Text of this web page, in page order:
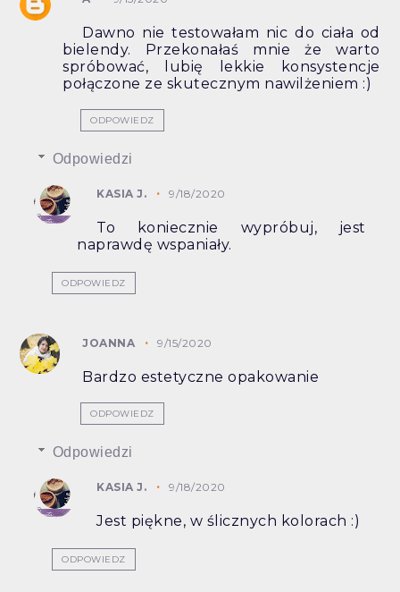
Dawno nie testowałam nic do ciała od
bielendy. Przekonałaś mnie że warto
spróbować, lubię lekkie konsystencje
połączone ze skutecznym nawilżeniem :)
ODPOWIEDZ
Odpowiedzi
KASIA J. 9/18/2020
To koniecznie wypróbuj, jest
naprawdę wspaniały.
ODPOWIEDZ
JOANNA 9/15/2020
Bardzo estetyczne opakowanie
ODPOWIEDZ
Odpowiedzi
KASIA J. 9/18/2020
Jest piękne, w ślicznych kolorach :)
ODPOWIEDZ